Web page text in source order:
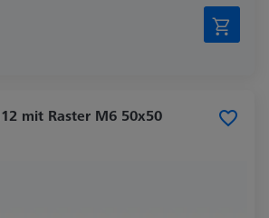
mit Raster M6 50x50